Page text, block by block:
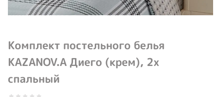
Комплект постельного белья
KAZANOV.A Диего (крем), 2х
спальный